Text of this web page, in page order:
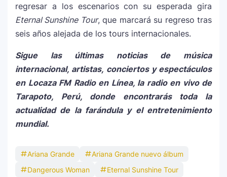
regresar a los escenarios con su esperada gira
Eternal Sunshine Tour, que marcará su regreso tras
seis años alejada de los tours internacionales.
Sigue las últimas noticias de música
internacional, artistas, conciertos y espectáculos
en Locaza FM Radio en Línea, la radio en vivo de
Tarapoto, Perú, donde encontrarás toda la
actualidad de la farándula y el entretenimiento
mundial.
Ariana Grande
Ariana Grande nuevo álbum
Dangerous Woman
Eternal Sunshine Tour